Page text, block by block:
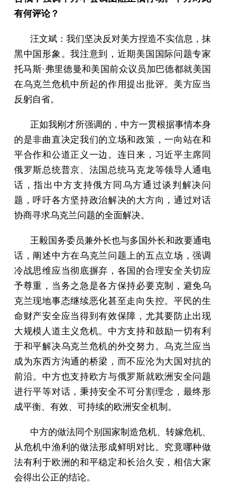
有何评论？
汪文斌：我们坚决反对美方捏造不实信息，抹
黑中国形象。我注意到，近期美国国际问题专家
托马斯·弗里德曼和美国前众议员加巴德都就美国
在乌克兰危机中所起的作用提出批评。美方应当
反躬自省。
正如我刚才所强调的，中方一贯根据事情本身
的是非曲直决定我们的立场和政策，一向站在和
平合作和公道正义一边。连日来，习近平主席同
俄罗斯总统普京、法国总统马克龙等领导人通电
话，指出中方支持俄方同乌方通过谈判解决问
题，呼吁各方坚持政治解决的大方向，通过对话
协商寻求乌克兰问题的全面解决。
王毅国务委员兼外长也与多国外长和政要通电
话，阐述中方在乌克兰问题上的五点立场，强调
冷战思维应当彻底摒弃，各国的合理安全关切应
予尊重，当务之急是各方保持必要克制，避免乌
克兰现地事态继续恶化甚至走向失控。平民的生
命财产安全应当得到有效保障，尤其要防止出现
大规模人道主义危机。中方支持和鼓励一切有利
于和平解决乌克兰危机的外交努力。乌克兰应当
成为东西方沟通的桥梁，而不应沦为大国对抗的
前沿。中方也支持欧方与俄罗斯就欧洲安全问题
进行平等对话，秉持安全不可分割理念，最终形
成平衡、有效、可持续的欧洲安全机制。
中方的做法同个别国家制造危机、转嫁危机、
从危机中渔利的做法形成鲜明对比。究竟哪种做
法有利于欧洲的和平稳定和长治久安，相信大家
会得出公正的结论。